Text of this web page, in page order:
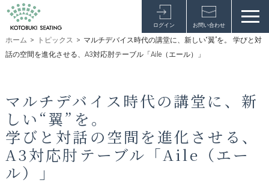
ログイン お問い合わせ
ホーム > トピックス > マルチデバイス時代の講堂に、新しい“翼”を。 学びと対
話の空間を進化させる、A3対応肘テーブル「Aile（エール）」
マルチデバイス時代の講堂に、新
しい“翼”を。
学びと対話の空間を進化させる、
A3対応肘テーブル「Aile（エー
ル）」